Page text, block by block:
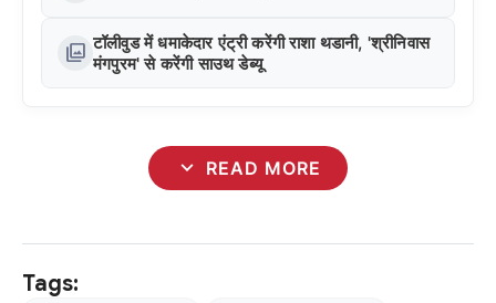
photo_library टॉलीवुड में धमाकेदार एंट्री करेंगी राशा थडानी, 'श्रीनिवास
मंगपुरम' से करेंगी साउथ डेब्यू
expand_more READ MORE
Tags: